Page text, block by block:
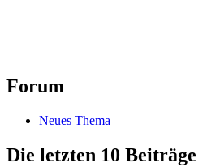
Forum
Neues Thema
Die letzten 10 Beiträge